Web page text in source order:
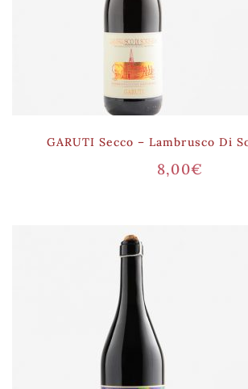
GARUTI Secco – Lambrusco Di
8,00€